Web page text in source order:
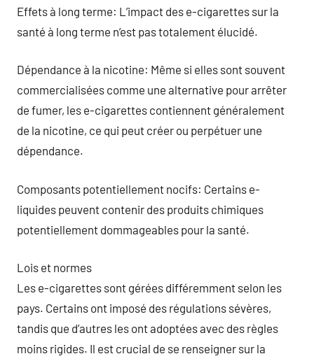
Effets à long terme: L’impact des e-cigarettes sur la
santé à long terme n’est pas totalement élucidé.
Dépendance à la nicotine: Même si elles sont souvent
commercialisées comme une alternative pour arrêter
de fumer, les e-cigarettes contiennent généralement
de la nicotine, ce qui peut créer ou perpétuer une
dépendance.
Composants potentiellement nocifs: Certains e-
liquides peuvent contenir des produits chimiques
potentiellement dommageables pour la santé.
Lois et normes
Les e-cigarettes sont gérées différemment selon les
pays. Certains ont imposé des régulations sévères,
tandis que d’autres les ont adoptées avec des règles
moins rigides. Il est crucial de se renseigner sur la